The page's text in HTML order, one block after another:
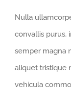
Nulla
convallis purus,
semper magna
aliquet tristique
vehicula